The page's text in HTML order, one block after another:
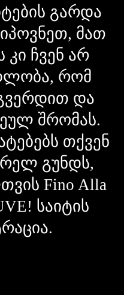
გარდა
მათ
კი ჩვენ არ
რომ
და
შრომას.
თქვენ
გუნდს,
Fino Alla
საიტის